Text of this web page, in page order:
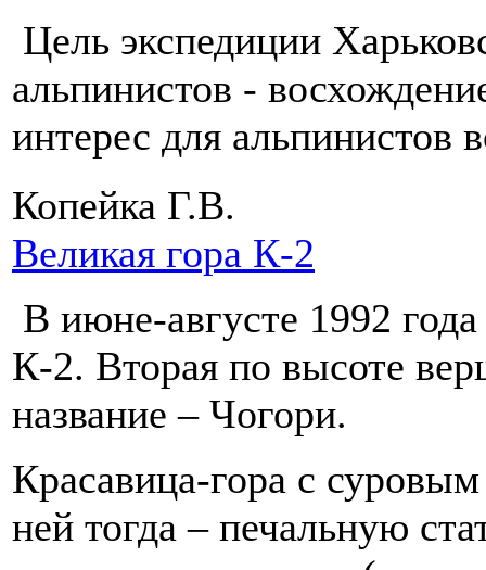
Цель экспедиции
альпинистов -
интерес для альпинистов
Копейка Г.В.
Великая гора К-2
В июне-августе 1992
К-2. Вторая по высоте
название – Чогори.
Красавица-гора с
ней тогда – печальную